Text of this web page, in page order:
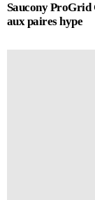
Saucony ProGrid
aux paires hype